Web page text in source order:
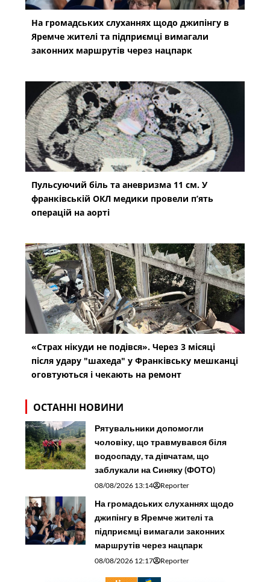
На громадських слуханнях щодо джипінгу в
Яремче житeлі та підприємці вимагали
законних маршрутів через нацпарк
Пульсуючий біль та аневризма 11 см. У
франківській ОКЛ медики провели п’ять
операцій на аорті
«Страх нікуди не подівся». Через 3 місяці
після удару "шахеда" у Франківську мешканці
оговтуються і чекають на ремонт
ОСТАННІ НОВИНИ
Рятувальники допомогли
чоловіку, що травмувався біля
водоспаду, та дівчатам, що
заблукали на Синяку (ФОТО)
08/08/2026 13:14 Reporter
На громадських слуханнях щодо
джипінгу в Яремче житeлі та
підприємці вимагали законних
маршрутів через нацпарк
08/08/2026 12:17 Reporter